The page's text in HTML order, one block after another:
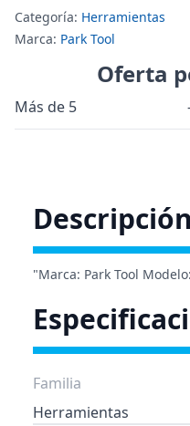
Categoría: Herramientas
Marca: Park Tool
Oferta
Más de 5
Descripción
"Marca: Park Tool
Familia
Herramientas